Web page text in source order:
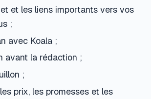
et les liens importants vers vos
;
avec Koala ;
avant la rédaction ;
;
prix, les promesses et les